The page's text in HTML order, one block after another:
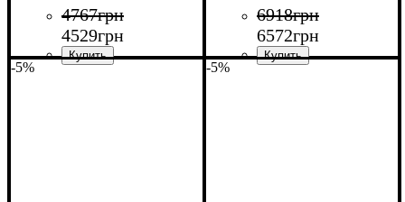
4767грн
4529грн
6918грн
6572грн
-5% -5%